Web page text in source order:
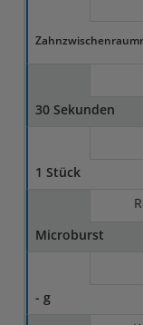
30 Sekunden
1 Stück
Microburst
- g